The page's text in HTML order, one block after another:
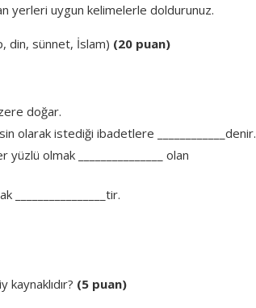
yerleri uygun kelimelerle doldurunuz.
din, sünnet, İslam) (20 puan)
doğar.
olarak istediği ibadetlere ____________denir.
olmak _______________ olan
________________tir.
kaynaklıdır? (5 puan)